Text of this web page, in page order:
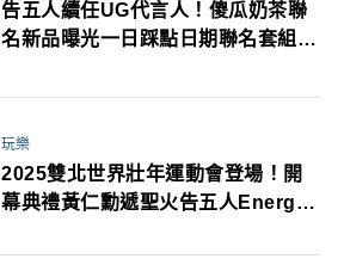
告五人續任UG代言人！傻瓜奶茶聯
名新品曝光一日踩點日期聯名套組粉
玩樂
2025雙北世界壯年運動會登場！開
幕典禮黃仁勳遞聖火告五人Energy